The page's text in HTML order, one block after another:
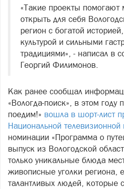
«Такие проекты помогают
открыть для себя
регион с богатой
культурой и сильными
традициями», - написал в
Георгий Филимонов.
Как ранее сообщал
«Вологда-поиск», в этом
поедим!» вошла в шорт‑лист
Национальной
номинации «Программа о
выпуск из Вологодской
только уникальные блюда
живописные уголки региона,
талантливых людей, которые